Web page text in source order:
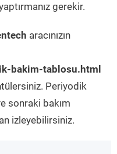
gerekir.
aracınızın
bakim-tablosu.html
Periyodik
sonraki bakım
izleyebilirsiniz.